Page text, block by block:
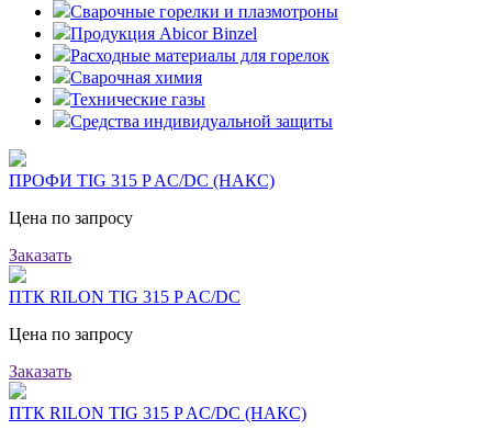
Сварочные горелки и плазмотроны
Продукция Abicor Binzel
Расходные материалы для горелок
Сварочная химия
Технические газы
Средства индивидуальной защиты
ПРОФИ TIG 315 P AC/DC (НАКС)
Цена по запросу
Заказать
ПТК RILON TIG 315 P AC/DC
Цена по запросу
Заказать
ПТК RILON TIG 315 P AC/DC (НАКС)